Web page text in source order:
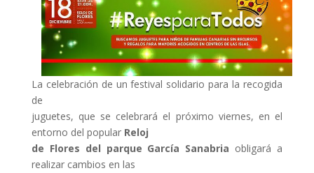
La celebración de un festival solidario para la recogida
de
juguetes, que se celebrará el próximo viernes, en el
entorno del popular Reloj
de Flores del parque García Sanabria obligará a
realizar cambios en las